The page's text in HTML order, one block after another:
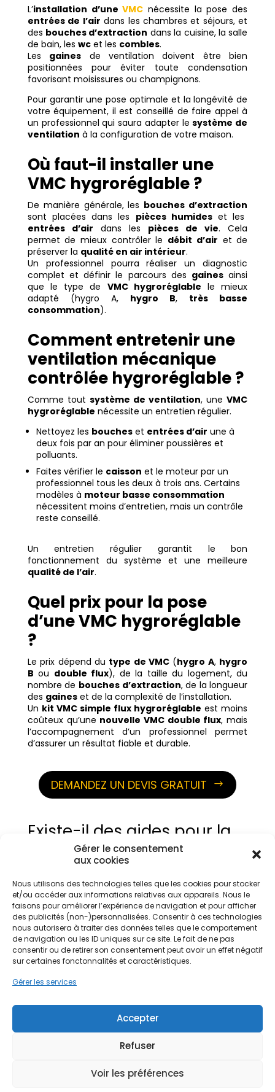
Gérer le consentement
aux cookies
Nous utilisons des technologies telles que les cookies pour stocker
et/ou accéder aux informations relatives aux appareils. Nous le
faisons pour améliorer l’expérience de navigation et pour afficher
des publicités (non-)personnalisées. Consentir à ces technologies
nous autorisera à traiter des données telles que le comportement
de navigation ou les ID uniques sur ce site. Le fait de ne pas
consentir ou de retirer son consentement peut avoir un effet négatif
sur certaines fonctonnalités et caractéristiques.
Gérer les services
Accepter
Refuser
Voir les préférences
L’installation d’uneVMC nécessite la pose des
entrées de l’air dans les chambres et séjours, et
des bouches d’extraction dans la cuisine, la salle
de bain, les wcet les combles.
Les gaines de ventilation doivent être bien
positionnées pour éviter toute condensation
favorisant moisissures ou champignons.
Pour garantir une pose optimale et la longévité de
votre équipement, il est conseillé de faire appel à
un professionnel qui saura adapter lesystème de
ventilation à la configuration de votre maison.
Où faut-il installer une
VMC hygroréglable ?
De manière générale, les bouches d’extraction
sont placées dans les pièces humideset les
entrées d’air dans les pièces de vie. Cela
permet de mieux contrôler le débit d’air et de
préserver la qualité en air intérieur.
Un professionnel pourra réaliser un diagnostic
complet et définir le parcours des gaines ainsi
que le type de VMC hygroréglable le mieux
adapté (hygro A, hygro B, très basse
consommation).
Comment entretenir une
ventilation mécanique
contrôlée hygroréglable ?
Comme tout système de ventilation, uneVMC
hygroréglable nécessite un entretien régulier.
Nettoyez les boucheset entrées d’air une à
deux fois par an pour éliminer poussières et
polluants.
Faites vérifier le caisson et le moteur par un
professionnel tous les deux à trois ans. Certains
modèles à moteur basse consommation
nécessitent moins d’entretien, mais un contrôle
reste conseillé.
Un entretien régulier garantit le bon
fonctionnement du système et une meilleure
qualité de l’air.
Quel prix pour la pose
d’une VMC hygroréglable
?
Le prix dépend du type de VMC (hygro A, hygro
B ou double flux), de la taille du logement, du
nombre de bouches d’extraction, de la longueur
des gaineset de la complexité de l’installation.
Un kit VMC simple flux hygroréglable est moins
coûteux qu’une nouvelle VMC double flux, mais
l’accompagnement d’un professionnel permet
d’assurer un résultat fiable et durable.
DEMANDEZ UN DEVIS GRATUIT
Existe-il des aides pour la
pose de VMC
hygroréglable ?
La réponse est oui, il existe des aides financières
permettant l’installation de vmc à moindre prix ! Si
vous désirez installer une vmc hygro simple ou
double, vous pourrez bénéficier de MaPrimeRénov’,
l’éco-PTZ, la prime énergie ainsi qu’un taux de tva
réduit.
MaPrimeRénov’
MaPrimeRénov’ est une aide octroyée par l’agence
nationale pour l’amélioration de l’habitat (ANAH).
Son montant peut aller jusqu’à 4000 € pour les
ménages aux revenus très modestes et jusqu’à